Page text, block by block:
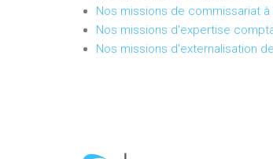
Nos missions de commissariat à
Nos missions d'expertise
Nos missions d'externalisation